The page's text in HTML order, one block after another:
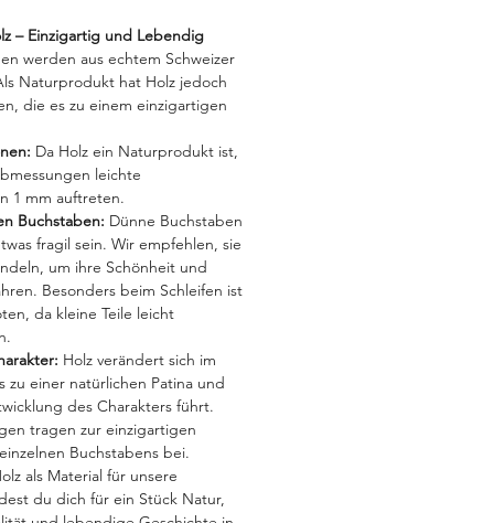
– Einzigartig und Lebendig
werden aus echtem Schweizer
Naturprodukt hat Holz jedoch
die es zu einem einzigartigen
Da Holz ein Naturprodukt ist,
leichte
1 mm auftreten.
Buchstaben: Dünne Buchstaben
fragil sein. Wir empfehlen, sie
um ihre Schönheit und
Besonders beim Schleifen ist
da kleine Teile leicht
Holz verändert sich im
zu einer natürlichen Patina und
des Charakters führt.
tragen zur einzigartigen
Buchstabens bei.
als Material für unsere
du dich für ein Stück Natur,